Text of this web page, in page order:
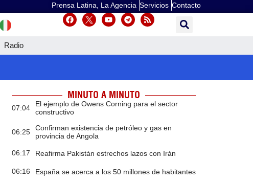
Prensa Latina, La Agencia Servicios Contacto
Radio
MINUTO A MINUTO
07:04
El ejemplo de Owens Corning para el sector
constructivo
06:25
Confirman existencia de petróleo y gas en
provincia de Angola
06:17 Reafirma Pakistán estrechos lazos con Irán
06:16 España se acerca a los 50 millones de habitantes